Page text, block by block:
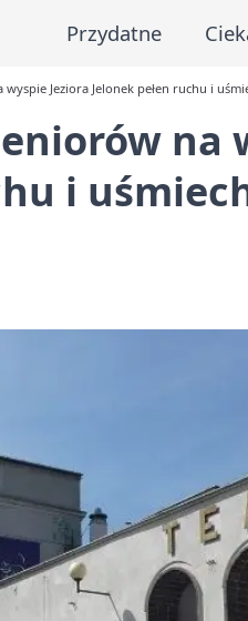
Przydatne
Jeziora Jelonek pełen ruchu i
na
i